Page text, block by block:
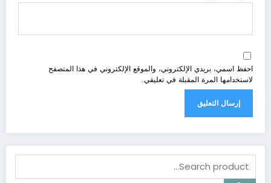
احفظ اسمي، بريدي الإلكتروني، والموقع الإلكتروني في هذا المتصفح
لاستخدامها المرة المقبلة في تعليقي.